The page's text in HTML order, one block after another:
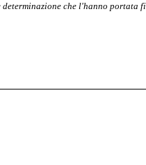
determinazione che l'hanno portata